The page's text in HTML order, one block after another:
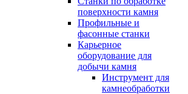
поверхности камня
Профильные и
фасонные станки
Карьерное
оборудование для
добычи камня
Инструмент для
камнеобработки